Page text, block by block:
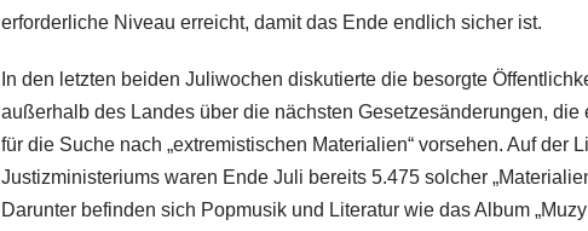
erforderliche Niveau erreicht, damit das Ende endlich sicher ist.
In den letzten beiden Juliwochen diskutierte die besorgte
außerhalb des Landes über die nächsten Gesetzesänderungen, die
für die Suche nach „extremistischen Materialien“ vorsehen. Auf der
Justizministeriums waren Ende Juli bereits 5.475 solcher
Darunter befinden sich Popmusik und Literatur wie das Album